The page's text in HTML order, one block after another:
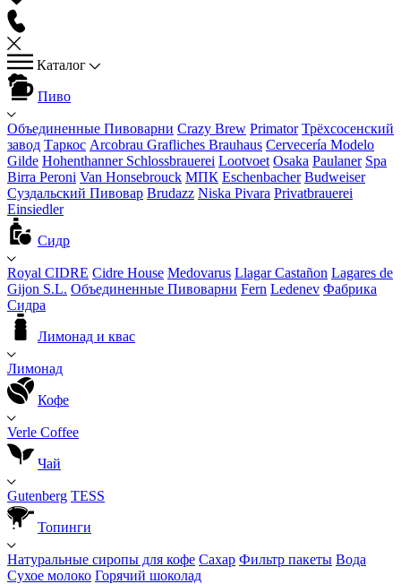
Каталог
Пиво
Объединенные Пивоварни Crazy Brew Primator Трёхсосенский
завод Таркос Arcobrau Grafliches Brauhaus Cervecería Modelo
Gilde Hohenthanner Schlossbrauerei Lootvoet Osaka Paulaner Spa
Birra Peroni Van Honsebrouck МПК Eschenbacher Budweiser
Суздальский Пивовар Brudazz Niska Pivara Privatbrauerei
Einsiedler
Сидр
Royal CIDRE Cidre House Medovarus Llagar Castañon Lagares de
Gijon S.L. Объединенные Пивоварни Fern Ledenev Фабрика
Сидра
Лимонад и квас
Лимонад
Кофе
Verle Coffee
Чай
Gutenberg TESS
Топинги
Натуральные сиропы для кофе Сахар Фильтр пакеты Вода
Сухое молоко Горячий шоколад